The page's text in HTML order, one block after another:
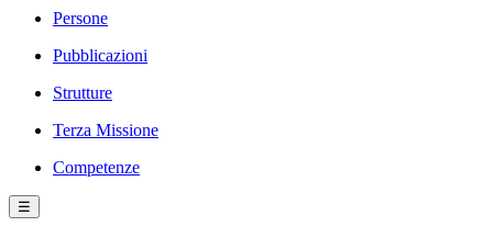
Persone
Pubblicazioni
Strutture
Terza Missione
Competenze
☰